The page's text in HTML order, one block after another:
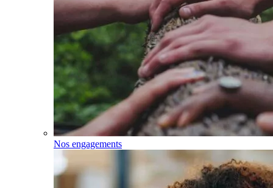
Nos engagements